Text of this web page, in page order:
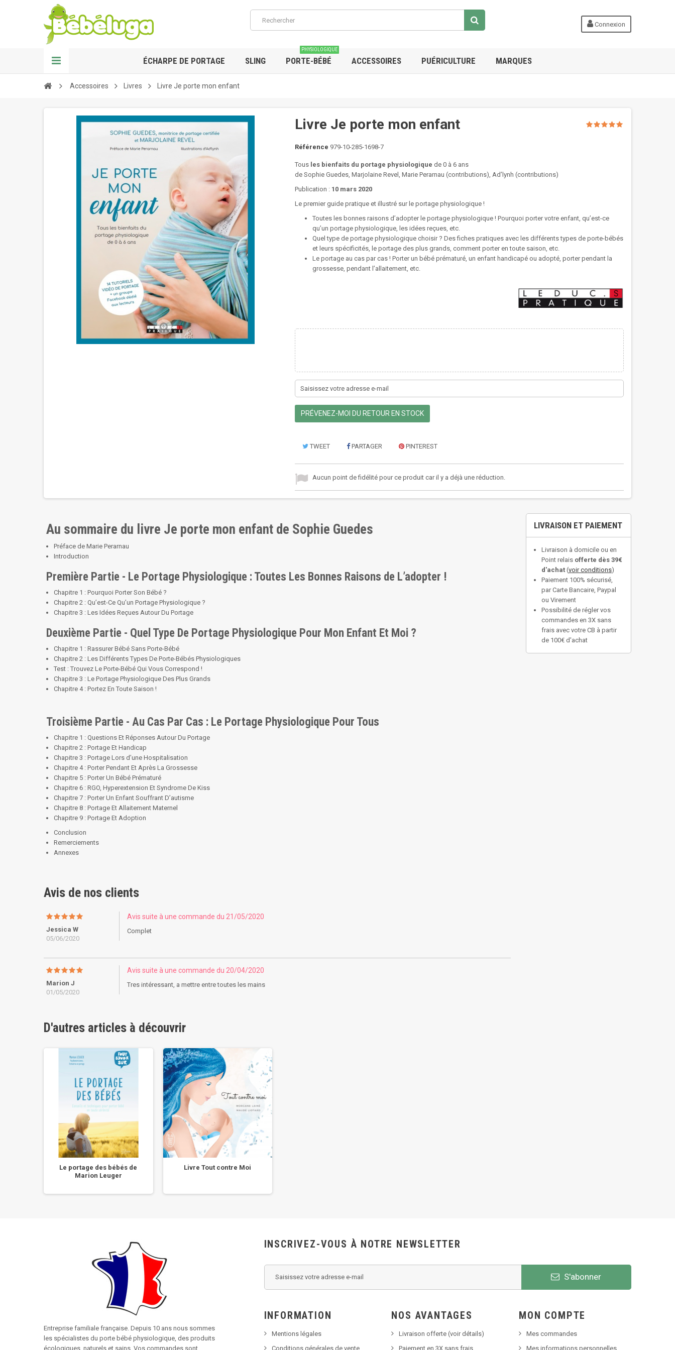
Connexion
ÉCHARPE DE PORTAGE SLING PORTE-BÉBÉ
PHYSIOLOGIQUE
ACCESSOIRES PUÉRICULTURE MARQUES
Accessoires Livres Livre Je porte mon enfant
Livre Je porte mon enfant
Référence 979-10-285-1698-7
Tous les bienfaits du portage physiologique de 0 à 6 ans
de Sophie Guedes, Marjolaine Revel, Marie Perarnau (contributions), Ad’lynh (contributions)
Publication : 10 mars 2020
Le premier guide pratique et illustré sur le portage physiologique !
Toutes les bonnes raisons d’adopter le portage physiologique ! Pourquoi porter votre enfant, qu’est-ce
qu’un portage physiologique, les idées reçues, etc.
Quel type de portage physiologique choisir ? Des fiches pratiques avec les différents types de porte-bébés
et leurs spécificités, le portage des plus grands, comment porter en toute saison, etc.
Le portage au cas par cas ! Porter un bébé prématuré, un enfant handicapé ou adopté, porter pendant la
grossesse, pendant l’allaitement, etc.
PRÉVENEZ-MOI DU RETOUR EN STOCK
TWEET PARTAGER PINTEREST
Aucun point de fidélité pour ce produit car il y a déjà une réduction.
Au sommaire du livre Je porte mon enfant de Sophie Guedes
Préface de Marie Perarnau
Introduction
Première Partie - Le Portage Physiologique : Toutes Les Bonnes Raisons de L’adopter !
Chapitre 1 : Pourquoi Porter Son Bébé ?
Chapitre 2 : Qu’est-Ce Qu’un Portage Physiologique ?
Chapitre 3 : Les Idées Reçues Autour Du Portage
Deuxième Partie - Quel Type De Portage Physiologique Pour Mon Enfant Et Moi ?
Chapitre 1 : Rassurer Bébé Sans Porte-Bébé
Chapitre 2 : Les Différents Types De Porte-Bébés Physiologiques
Test : Trouvez Le Porte-Bébé Qui Vous Correspond !
Chapitre 3 : Le Portage Physiologique Des Plus Grands
Chapitre 4 : Portez En Toute Saison !
Troisième Partie - Au Cas Par Cas : Le Portage Physiologique Pour Tous
Chapitre 1 : Questions Et Réponses Autour Du Portage
Chapitre 2 : Portage Et Handicap
Chapitre 3 : Portage Lors d’une Hospitalisation
Chapitre 4 : Porter Pendant Et Après La Grossesse
Chapitre 5 : Porter Un Bébé Prématuré
Chapitre 6 : RGO, Hyperextension Et Syndrome De Kiss
Chapitre 7 : Porter Un Enfant Souffrant D’autisme
Chapitre 8 : Portage Et Allaitement Maternel
Chapitre 9 : Portage Et Adoption
Conclusion
Remerciements
Annexes
Avis de nos clients
Jessica W
05/06/2020
Avis suite à une commande du 21/05/2020
Complet
Marion J
01/05/2020
Avis suite à une commande du 20/04/2020
Tres intéressant, a mettre entre toutes les mains
D'autres articles à découvrir
Le portage des bébés de
Marion Leuger
Livre Tout contre Moi
LIVRAISON ET PAIEMENT
Livraison à domicile ou en
Point relais offerte dès 39€
d'achat (voir conditions)
Paiement 100% sécurisé,
par Carte Bancaire, Paypal
ou Virement
Possibilité de régler vos
commandes en 3X sans
frais avec votre CB à partir
de 100€ d'achat
Entreprise familiale française. Depuis 10 ans nous sommes
les spécialistes du porte bébé physiologique, des produits
écologiques, naturels et sains. Vos commandes sont
INSCRIVEZ-VOUS À NOTRE NEWSLETTER
S'abonner
INFORMATION
Mentions légales
Conditions générales de vente
NOS AVANTAGES
Livraison offerte (voir détails)
Paiement en 3X sans frais
MON COMPTE
Mes commandes
Mes informations personnelles